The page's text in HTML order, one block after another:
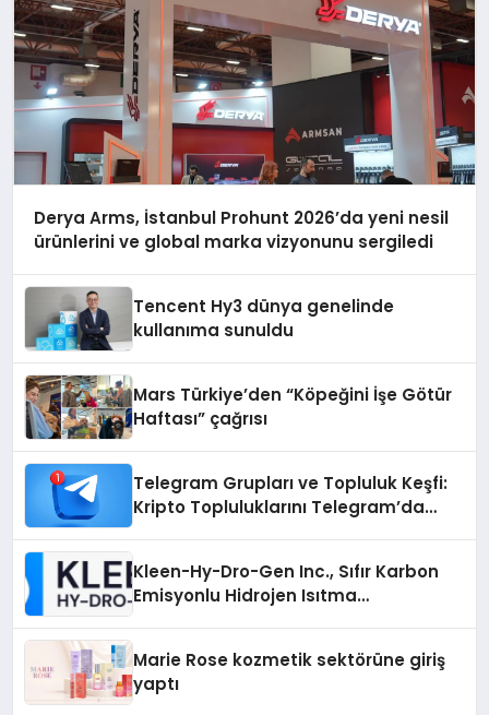
Derya Arms, İstanbul Prohunt 2026’da yeni nesil
ürünlerini ve global marka vizyonunu sergiledi
Tencent Hy3 dünya genelinde
kullanıma sunuldu
Mars Türkiye’den “Köpeğini İşe Götür
Haftası” çağrısı
Telegram Grupları ve Topluluk Keşfi:
Kripto Topluluklarını Telegram’da
Kleen-Hy-Dro-Gen Inc., Sıfır Karbon
Emisyonlu Hidrojen Isıtma
Marie Rose kozmetik sektörüne giriş
yaptı